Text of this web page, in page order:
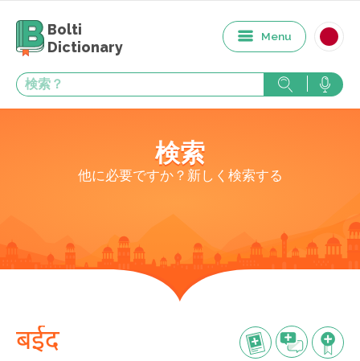
Bolti
Dictionary
Menu
検索
他に必要ですか？新しく検索する
बईद